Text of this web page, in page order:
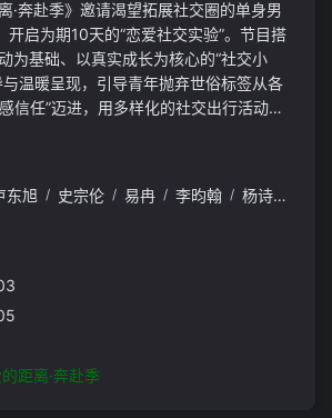
·奔赴季》邀请渴望拓展社交圈的单身男
开启为期10天的“恋爱社交实验”。节目搭
为基础、以真实成长为核心的“社交小
与温暖呈现，引导青年抛弃世俗标签从各
信任”迈进，用多样化的社交出行活动逐
关系
东旭 / 史宗伦 / 易冉 / 李昀翰 / 杨诗语
距离·奔赴季